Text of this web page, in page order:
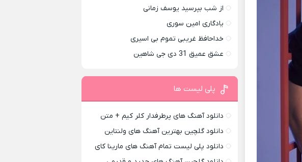
از شب بپرسید یوسف زمانی
یادگاری امین سوری
خداحافظ غریبی تموم بی اسیری
عشق عمیق 31 دی جی شاهین
پلی لیست ها
دانلود آهنگ های پرطرفدار کلر کیم + متن
دانلود گلچین بهترین آهنگ های ولنتاین
دانلود پلی لیست تمام آهنگ های مارینا کای